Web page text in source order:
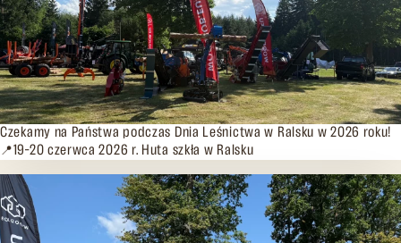
19.06.2026
Czekamy na Państwa podczas Dnia Leśnictwa w Ralsku w 2026 roku!
📍19–20 czerwca 2026 r. Huta szkła w Ralsku